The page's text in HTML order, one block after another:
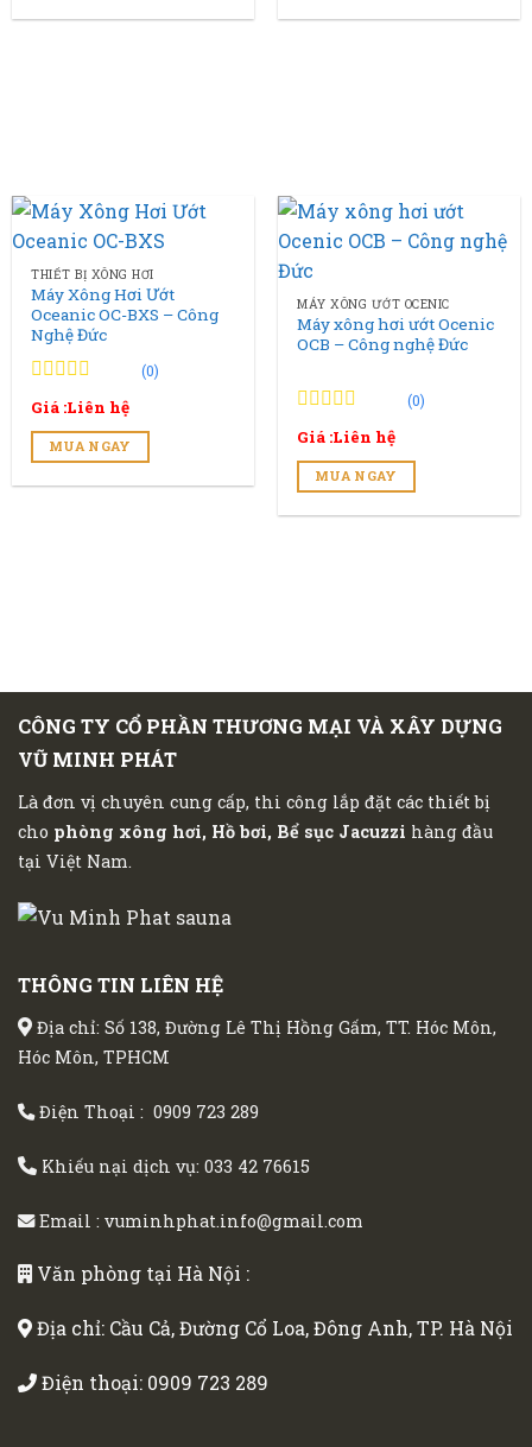
THIẾT BỊ XÔNG HƠI
Máy Xông Hơi Ướt
Oceanic OC-BXS – Công
Nghệ Đức
0
trên
5
0
đánh
(0)
Giá :Liên hệ
MUA NGAY
MÁY XÔNG ƯỚT OCENIC
Máy xông hơi ướt Ocenic
OCB – Công nghệ Đức
0
trên
5
0
đánh
(0)
Giá :Liên hệ
MUA NGAY
CÔNG TY CỔ PHẦN THƯƠNG MẠI VÀ XÂY DỰNG
VŨ MINH PHÁT
Là đơn vị chuyên cung cấp, thi công lắp đặt các thiết bị
cho phòng xông hơi, Hồ bơi, Bể sục Jacuzzi hàng đầu
tại Việt Nam.
THÔNG TIN LIÊN HỆ
Địa chỉ: Số 138, Đường Lê Thị Hồng Gấm, TT. Hóc Môn,
Hóc Môn, TPHCM
Điện Thoại : 0909 723 289
Khiếu nại dịch vụ: 033 42 76615
Email : vuminhphat.info@gmail.com
Văn phòng tại Hà Nội :
Địa chỉ: Cầu Cả, Đường Cổ Loa, Đông Anh, TP. Hà Nội
Điện thoại: 0909 723 289